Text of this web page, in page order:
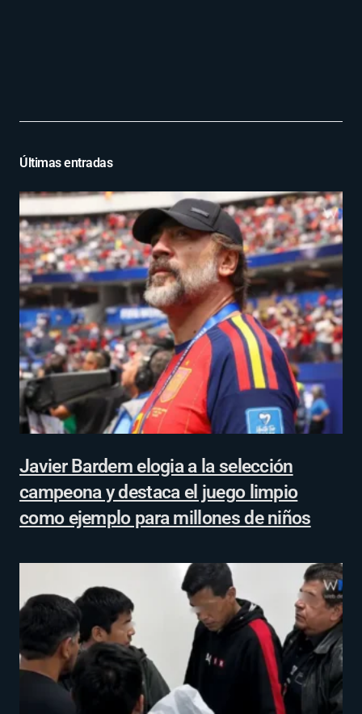
Últimas entradas
Javier Bardem elogia a la selección
campeona y destaca el juego limpio
como ejemplo para millones de niños